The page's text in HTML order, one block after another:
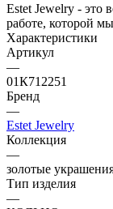
Estet Jewelry - это
работе, которой
Характеристики
Артикул
—
01К712251
Бренд
—
Estet Jewelry
Коллекция
—
золотые
Тип изделия
—